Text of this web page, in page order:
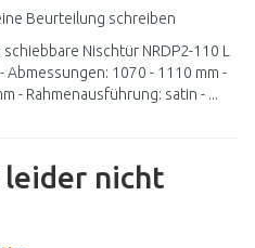
Beurteilung schreiben
Nischtür NRDP2-110 L
Abmessungen: 1070 - 1110 mm -
- Rahmenausführung: satin - ...
leider nicht